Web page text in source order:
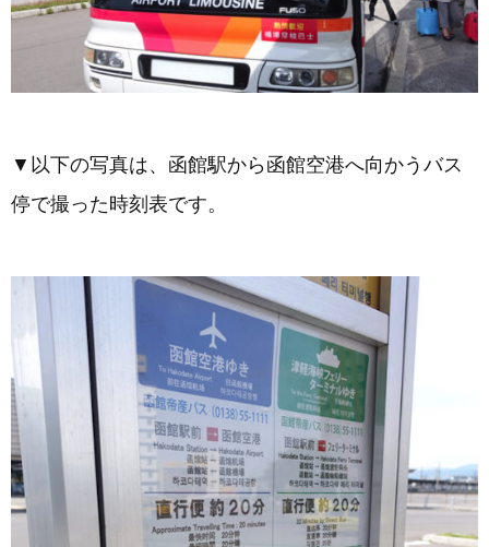
▼以下の写真は、函館駅から函館空港へ向かうバス
停で撮った時刻表です。